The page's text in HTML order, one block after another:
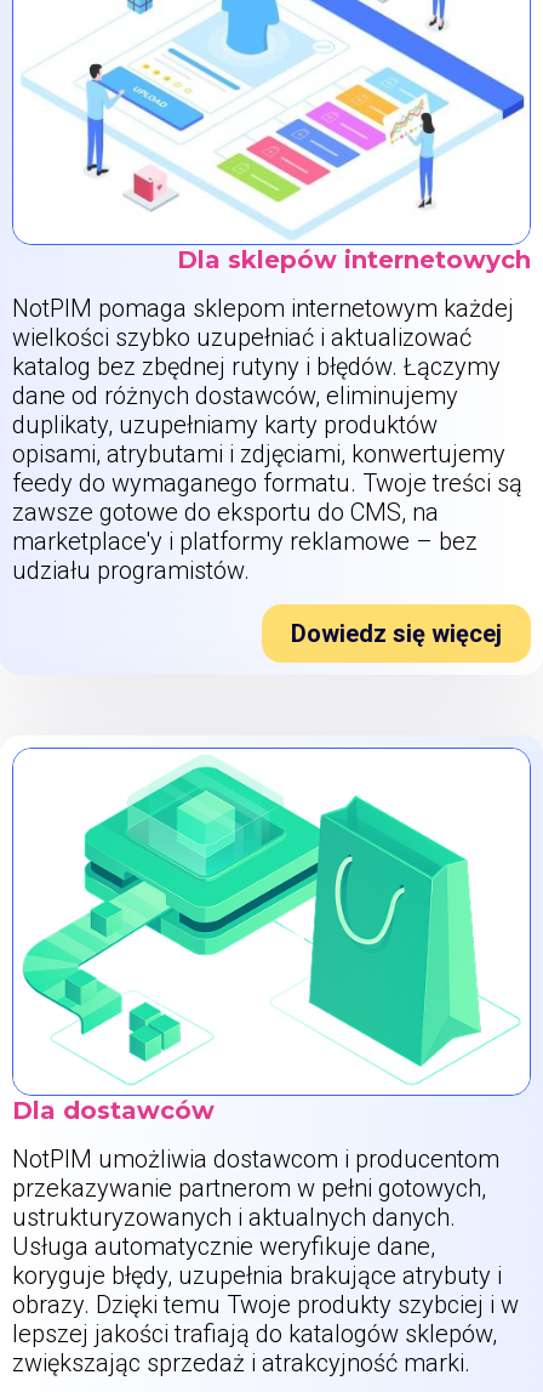
Dla sklepów internetowych
NotPIM pomaga sklepom internetowym każdej
wielkości szybko uzupełniać i aktualizować
katalog bez zbędnej rutyny i błędów. Łączymy
dane od różnych dostawców, eliminujemy
duplikaty, uzupełniamy karty produktów
opisami, atrybutami i zdjęciami, konwertujemy
feedy do wymaganego formatu. Twoje treści są
zawsze gotowe do eksportu do CMS, na
marketplace'y i platformy reklamowe – bez
udziału programistów.
Dowiedz się więcej
Dla dostawców
NotPIM umożliwia dostawcom i producentom
przekazywanie partnerom w pełni gotowych,
ustrukturyzowanych i aktualnych danych.
Usługa automatycznie weryfikuje dane,
koryguje błędy, uzupełnia brakujące atrybuty i
obrazy. Dzięki temu Twoje produkty szybciej i w
lepszej jakości trafiają do katalogów sklepów,
zwiększając sprzedaż i atrakcyjność marki.